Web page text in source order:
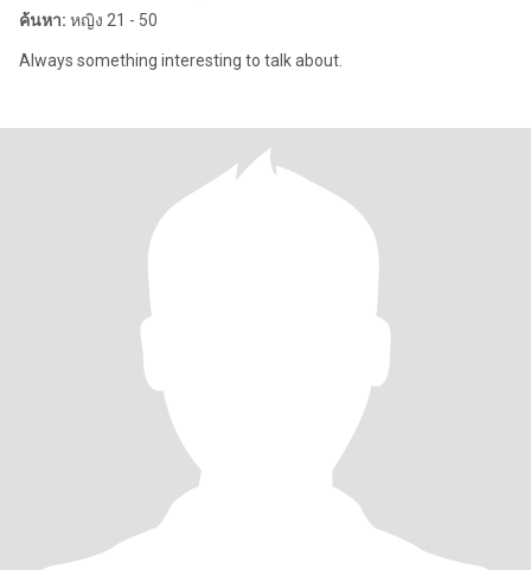
ค้นหา: หญิง 21 - 50
Always something interesting to talk about.